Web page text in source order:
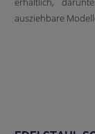
ausziehbare